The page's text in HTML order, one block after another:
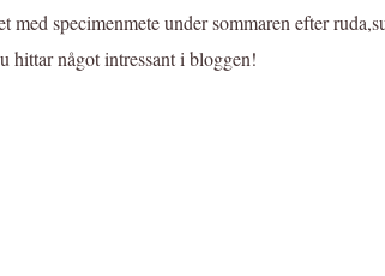
specimenmete under sommaren efter
hittar något intressant i bloggen!